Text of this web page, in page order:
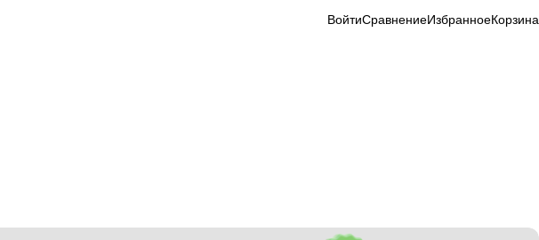
ВойтиСравнениеИзбранноеКорзина